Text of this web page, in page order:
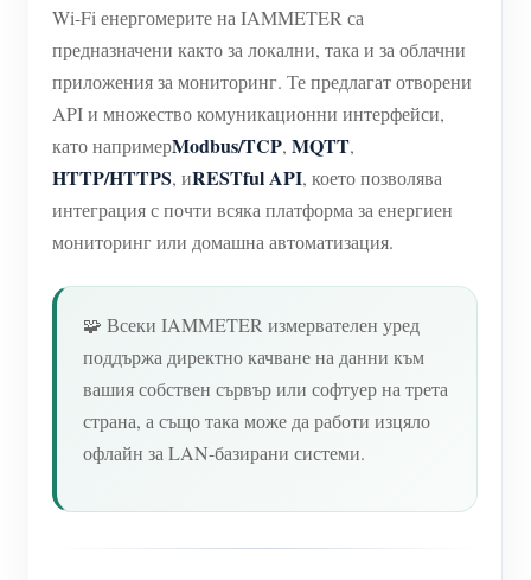
Wi-Fi енергомерите на IAMMETER са
предназначени както за локални, така и за облачни
приложения за мониторинг. Те предлагат отворени
API и множество комуникационни интерфейси,
като напримерModbus/TCP, MQTT,
HTTP/HTTPS, иRESTful API, което позволява
интеграция с почти всяка платформа за енергиен
мониторинг или домашна автоматизация.
🧩 Всеки IAMMETER измервателен уред
поддържа директно качване на данни към
вашия собствен сървър или софтуер на трета
страна, а също така може да работи изцяло
офлайн за LAN-базирани системи.